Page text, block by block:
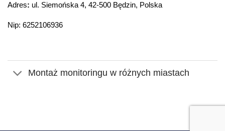
Adres: ul. Siemońska 4, 42-500 Będzin, Polska
Nip: 6252106936
Montaż monitoringu w różnych miastach